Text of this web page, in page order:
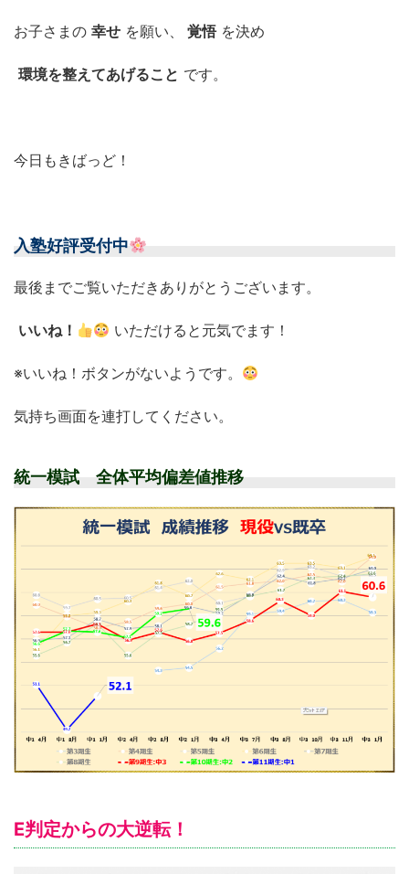
お子さまの 幸せ を願い、 覚悟 を決め
環境を整えてあげること です。
今日もきばっど！
入塾好評受付中
最後までご覧いただきありがとうございます。
いいね！ いただけると元気でます！
※いいね！ボタンがないようです。
気持ち画面を連打してください。
統一模試 全体平均偏差値推移
E判定からの大逆転！